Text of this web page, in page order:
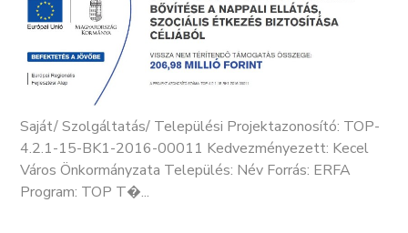
Saját/ Szolgáltatás/ Települési Projektazonosító: TOP-
4.2.1-15-BK1-2016-00011 Kedvezményezett: Kecel
Város Önkormányzata Település: Név Forrás: ERFA
Program: TOP T�...